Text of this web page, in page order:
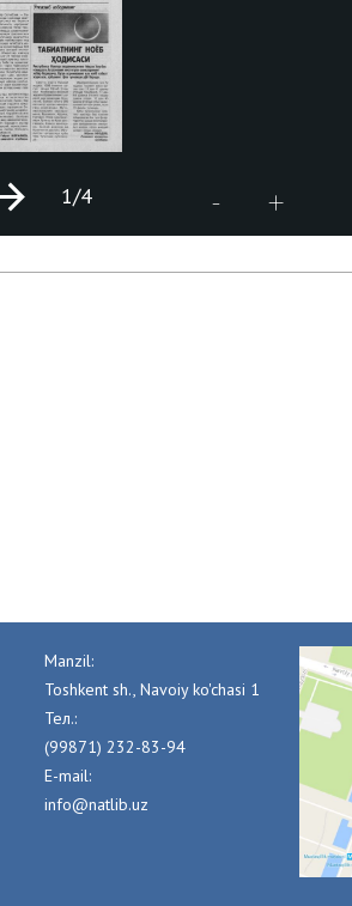
- +
1/4
Manzil:
Toshkent sh., Navoiy ko'chasi 1
Тел.:
(99871) 232-83-94
E-mail:
info@natlib.uz